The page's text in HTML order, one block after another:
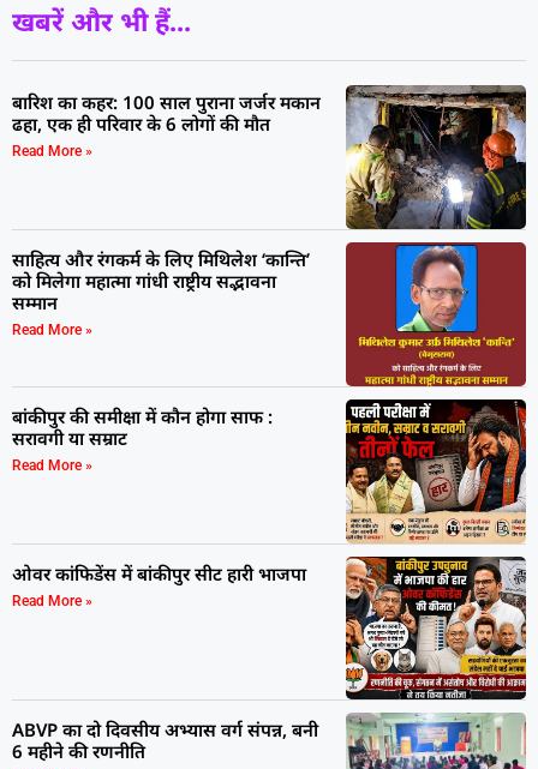
खबरें और भी हैं...
बारिश का कहर: 100 साल पुराना जर्जर मकान
ढहा, एक ही परिवार के 6 लोगों की मौत
Read More »
साहित्य और रंगकर्म के लिए मिथिलेश ‘कान्ति’
को मिलेगा महात्मा गांधी राष्ट्रीय सद्भावना
सम्मान
Read More »
बांकीपुर की समीक्षा में कौन होगा साफ :
सरावगी या सम्राट
Read More »
ओवर कांफिडेंस में बांकीपुर सीट हारी भाजपा
Read More »
ABVP का दो दिवसीय अभ्यास वर्ग संपन्न, बनी
6 महीने की रणनीति